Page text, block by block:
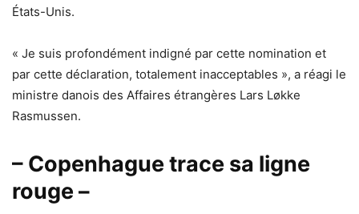
États-Unis.
« Je suis profondément indigné par cette nomination et
par cette déclaration, totalement inacceptables », a réagi le
ministre danois des Affaires étrangères Lars Løkke
Rasmussen.
– Copenhague trace sa ligne
rouge –